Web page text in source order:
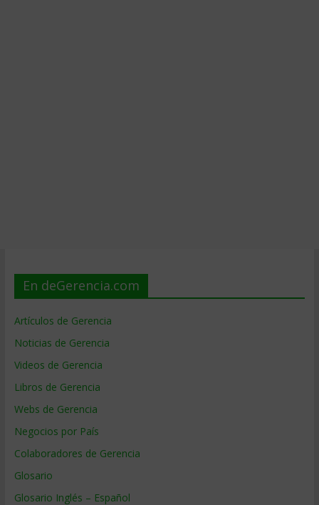
En deGerencia.com
Artículos de Gerencia
Noticias de Gerencia
Videos de Gerencia
Libros de Gerencia
Webs de Gerencia
Negocios por País
Colaboradores de Gerencia
Glosario
Glosario Inglés – Español